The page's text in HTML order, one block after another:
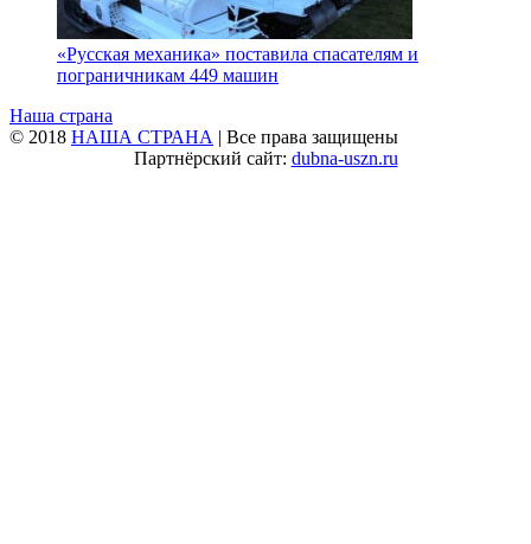
«Русская механика» поставила спасателям и
пограничникам 449 машин
Наша страна
© 2018 НАША СТРАНА | Все права защищены
Партнёрский сайт: dubna-uszn.ru